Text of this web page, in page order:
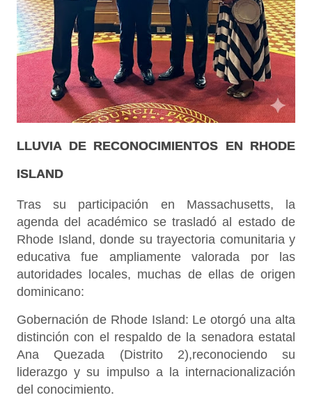
LLUVIA DE RECONOCIMIENTOS EN RHODE
ISLAND
Tras su participación en Massachusetts, la
agenda del académico se trasladó al estado de
Rhode Island, donde su trayectoria comunitaria y
educativa fue ampliamente valorada por las
autoridades locales, muchas de ellas de origen
dominicano:
Gobernación de Rhode Island: Le otorgó una alta
distinción con el respaldo de la senadora estatal
Ana Quezada (Distrito 2),reconociendo su
liderazgo y su impulso a la internacionalización
del conocimiento.